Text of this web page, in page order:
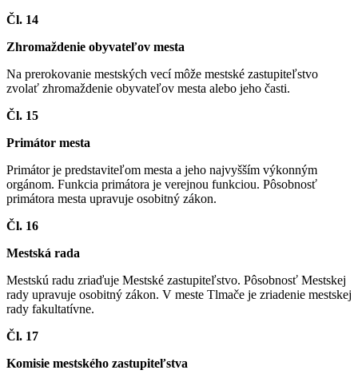
Čl. 14
Zhromaždenie obyvateľov mesta
Na prerokovanie mestských vecí môže mestské zastupiteľstvo
zvolať zhromaždenie obyvateľov mesta alebo jeho časti.
Čl. 15
Primátor mesta
Primátor je predstaviteľom mesta a jeho najvyšším výkonným
orgánom. Funkcia primátora je verejnou funkciou. Pôsobnosť
primátora mesta upravuje osobitný zákon.
Čl. 16
Mestská rada
Mestskú radu zriaďuje Mestské zastupiteľstvo. Pôsobnosť Mestskej
rady upravuje osobitný zákon. V meste Tlmače je zriadenie mestskej
rady fakultatívne.
Čl. 17
Komisie mestského zastupiteľstva